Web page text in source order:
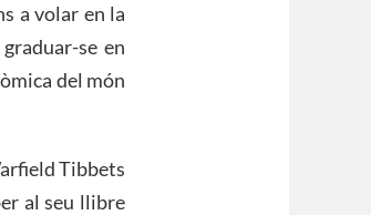
a volar en la
se en
del món
Tibbets
al seu llibre